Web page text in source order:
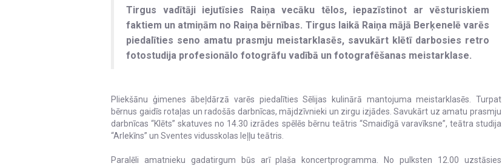
Tirgus vadītāji iejutīsies Raiņa vecāku tēlos, iepazīstinot ar vēsturiskiem
faktiem un atmiņām no Raiņa bērnības. Tirgus laikā Raiņa mājā Berķenelē varēs
piedalīties seno amatu prasmju meistarklasēs, savukārt klētī darbosies retro
fotostudija profesionālo fotogrāfu vadībā un fotografēšanas meistarklase.
Pliekšānu ģimenes ābeļdārzā varēs piedalīties Sēlijas kulinārā mantojuma meistarklasēs. Turpat
bērnus gaidīs rotaļas un radošās darbnīcas, mājdzīvnieki un zirgu izjādes. Savukārt uz amatu prasmju
darbnīcas “Klēts” skatuves no 14.30 izrādes spēlēs bērnu teātris “Smaidīgā varavīksne”, teātra studija
“Arlekīns” un Sventes vidusskolas leļļu teātris.
Paralēli amatnieku gadatirgum būs arī plaša koncertprogramma. No pulksten 12.00 uzstāsies